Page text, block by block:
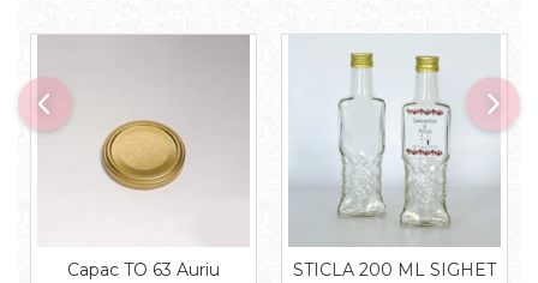
Capac TO 63 Auriu
STICLA 200 ML SIGHET